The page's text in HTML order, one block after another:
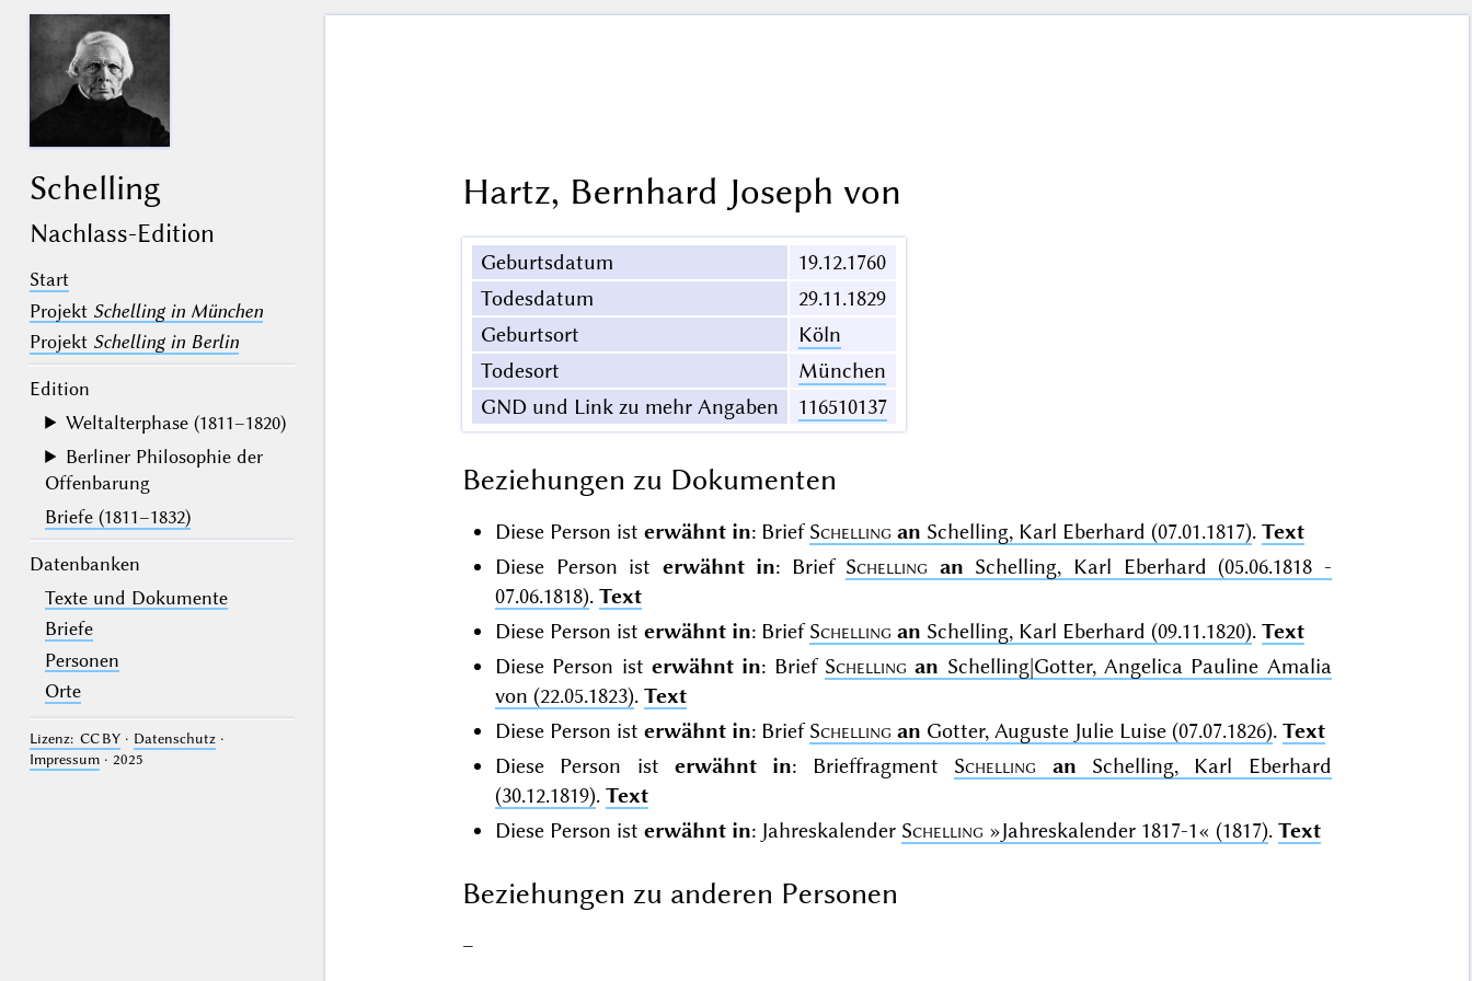
Schelling
Nachlass-Edition
Start
Projekt Schelling in München
Projekt Schelling in Berlin
Edition
Weltalterphase (1811–1820)
Berliner Philosophie der
Offenbarung
Briefe (1811–1832)
Datenbanken
Texte und Dokumente
Briefe
Personen
Orte
Lizenz: CC BY· Datenschutz·
Impressum· 2025
Hartz, Bernhard Joseph von
Geburtsdatum
19.12.1760
Todesdatum
29.11.1829
Geburtsort
Köln
Todesort
München
GND und Link zu mehr Angaben
116510137
Beziehungen zu Dokumenten
Diese Person ist erwähnt in: BriefSchelling an Schelling, Karl Eberhard (07.01.1817). Text
Diese Person ist erwähnt in: Brief Schelling an Schelling, Karl Eberhard (05.06.1818 -
07.06.1818). Text
Diese Person ist erwähnt in: BriefSchelling an Schelling, Karl Eberhard (09.11.1820). Text
Diese Person ist erwähnt in: Brief Schelling an Schelling|Gotter, Angelica Pauline Amalia
von (22.05.1823). Text
Diese Person ist erwähnt in: BriefSchelling an Gotter, Auguste Julie Luise (07.07.1826). Text
Diese Person isterwähnt in: Brieffragment Schelling an Schelling, Karl Eberhard
(30.12.1819). Text
Diese Person ist erwähnt in: Jahreskalender Schelling »Jahreskalender 1817-1« (1817). Text
Beziehungen zu anderen Personen
–